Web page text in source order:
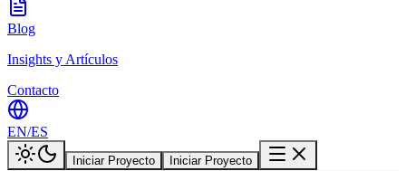
Blog
Insights y Artículos
Contacto
EN/ES
Iniciar Proyecto Iniciar Proyecto